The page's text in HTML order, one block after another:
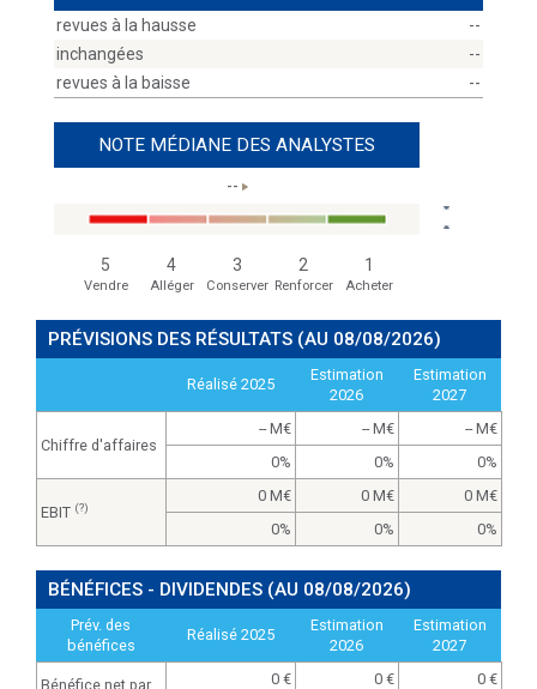
revues à la hausse
--
inchangées
--
revues à la baisse
--
NOTE MÉDIANE DES ANALYSTES
--
5 4 3 2 1
Vendre Alléger Conserver Renforcer Acheter
PRÉVISIONS DES RÉSULTATS (AU 08/08/2026)
Réalisé 2025
Estimation
2026
Estimation
2027
Chiffre d'affaires
-- M -- M
-- M
0%
0% 0%
EBIT (?)
0 M 0 M
0 M
0%
0% 0%
BÉNÉFICES - DIVIDENDES (AU 08/08/2026)
Prév. des
bénéfices
Réalisé 2025
Estimation
2026
Estimation
2027
Bénéfice net par 0 0 0